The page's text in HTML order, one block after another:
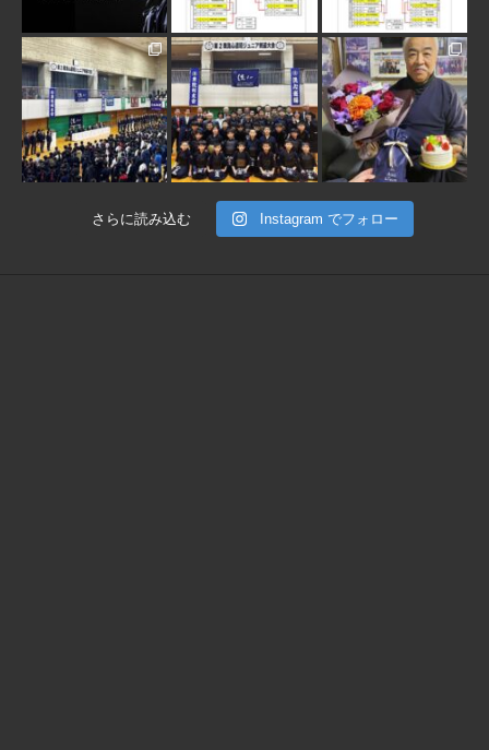
1月 30 1月 30 1月 28
さらに読み込む Instagram でフォロー